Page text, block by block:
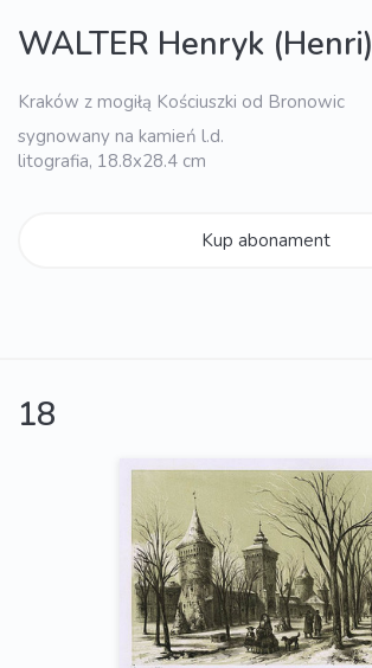
WALTER Henryk (Henri)
Kraków z mogiłą Kościuszki od Bronowic
sygnowany na kamień l.d.
litografia, 18.8x28.4 cm
Kup abonament
18